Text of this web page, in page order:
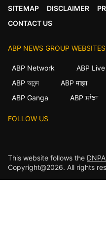
SITEMAP
DISCLAIMER
CONTACT US
ABP NEWS GROUP WEBSITES
ABP Network ABP Live
ABP আনন্দ
ABP माझा
ABP Ganga
ABP ਸਾਂਝਾ
FOLLOW US
This website follows the
Copyright@2026. All rights